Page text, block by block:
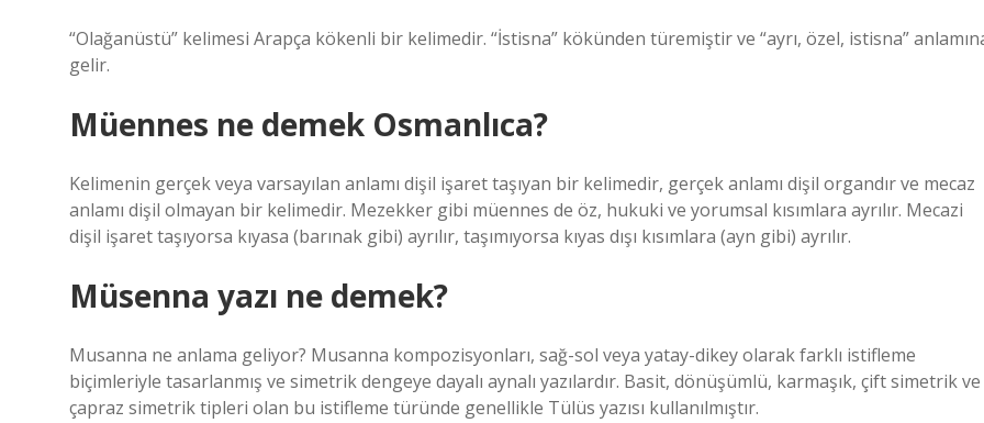
“Olağanüstü” kelimesi Arapça kökenli bir kelimedir. “İstisna” kökünden türemiştir ve “ayrı, özel, istisna”
gelir.
Müennes ne demek Osmanlıca?
Kelimenin gerçek veya varsayılan anlamı dişil işaret taşıyan bir kelimedir, gerçek anlamı dişil organdır ve mecaz
anlamı dişil olmayan bir kelimedir. Mezekker gibi müennes de öz, hukuki ve yorumsal kısımlara ayrılır. Mecazi
dişil işaret taşıyorsa kıyasa (barınak gibi) ayrılır, taşımıyorsa kıyas dışı kısımlara (ayn gibi) ayrılır.
Müsenna yazı ne demek?
Musanna ne anlama geliyor? Musanna kompozisyonları, sağ-sol veya yatay-dikey olarak farklı istifleme
biçimleriyle tasarlanmış ve simetrik dengeye dayalı aynalı yazılardır. Basit, dönüşümlü, karmaşık, çift simetrik ve
çapraz simetrik tipleri olan bu istifleme türünde genellikle Tülüs yazısı kullanılmıştır.